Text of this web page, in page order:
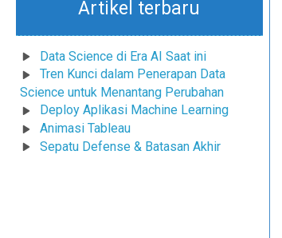
Artikel terbaru
Data Science di Era AI Saat ini
Tren Kunci dalam Penerapan Data
Science untuk Menantang Perubahan
Deploy Aplikasi Machine Learning
Animasi Tableau
Sepatu Defense & Batasan Akhir